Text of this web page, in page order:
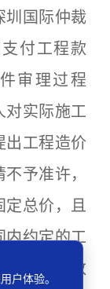
圳国际仲裁
付工程款
审理过程
对实际施工
出工程造价
予准许，
定总价，且
内约定的工
程量争议数
户体验。